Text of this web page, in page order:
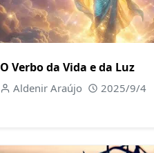
O Verbo da Vida e da Luz
Aldenir Araújo 2025/9/4